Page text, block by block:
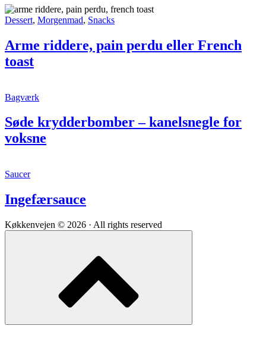
dansk
november
os
Arme
pain
perdu
eller
Dessert, Morgenmad, Snacks
Arme riddere, pain perdu eller French
toast
Søde
–
kanelsnegle
for
Bagværk
Søde krydderbomber – kanelsnegle for
voksne
Ingefærsauce
Saucer
Ingefærsauce
Køkkenvejen © 2026 · All rights reserved